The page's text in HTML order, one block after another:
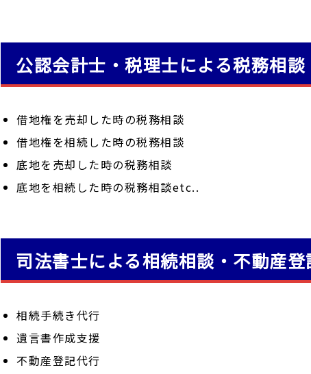
公認会計士・税理士による税務相談
借地権を売却した時の税務相談
借地権を相続した時の税務相談
底地を売却した時の税務相談
底地を相続した時の税務相談etc..
司法書士による相続相談・不動産登
相続手続き代行
遺言書作成支援
不動産登記代行